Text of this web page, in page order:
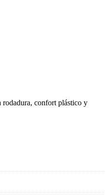
rodadura, confort plástico y